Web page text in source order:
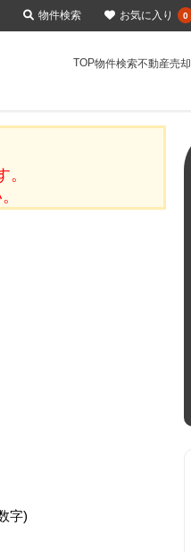
TOP物件検索不動産売却
字)
物件検索 お気に入り 0